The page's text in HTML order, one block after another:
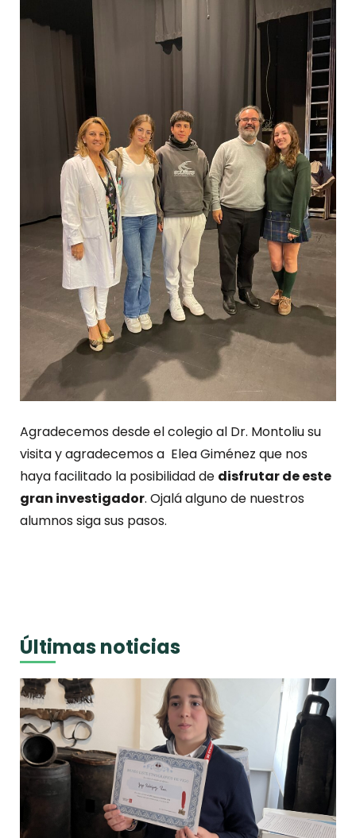
Agradecemos desde el colegio al Dr. Montoliu su
visita y agradecemos a Elea Giménez que nos
haya facilitado la posibilidad de disfrutar de este
gran investigador. Ojalá alguno de nuestros
alumnos siga sus pasos.
Últimas noticias